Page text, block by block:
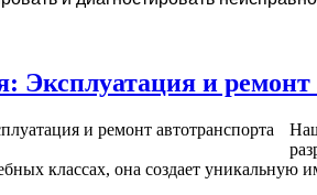
Эксплуатация и
классах, она создает